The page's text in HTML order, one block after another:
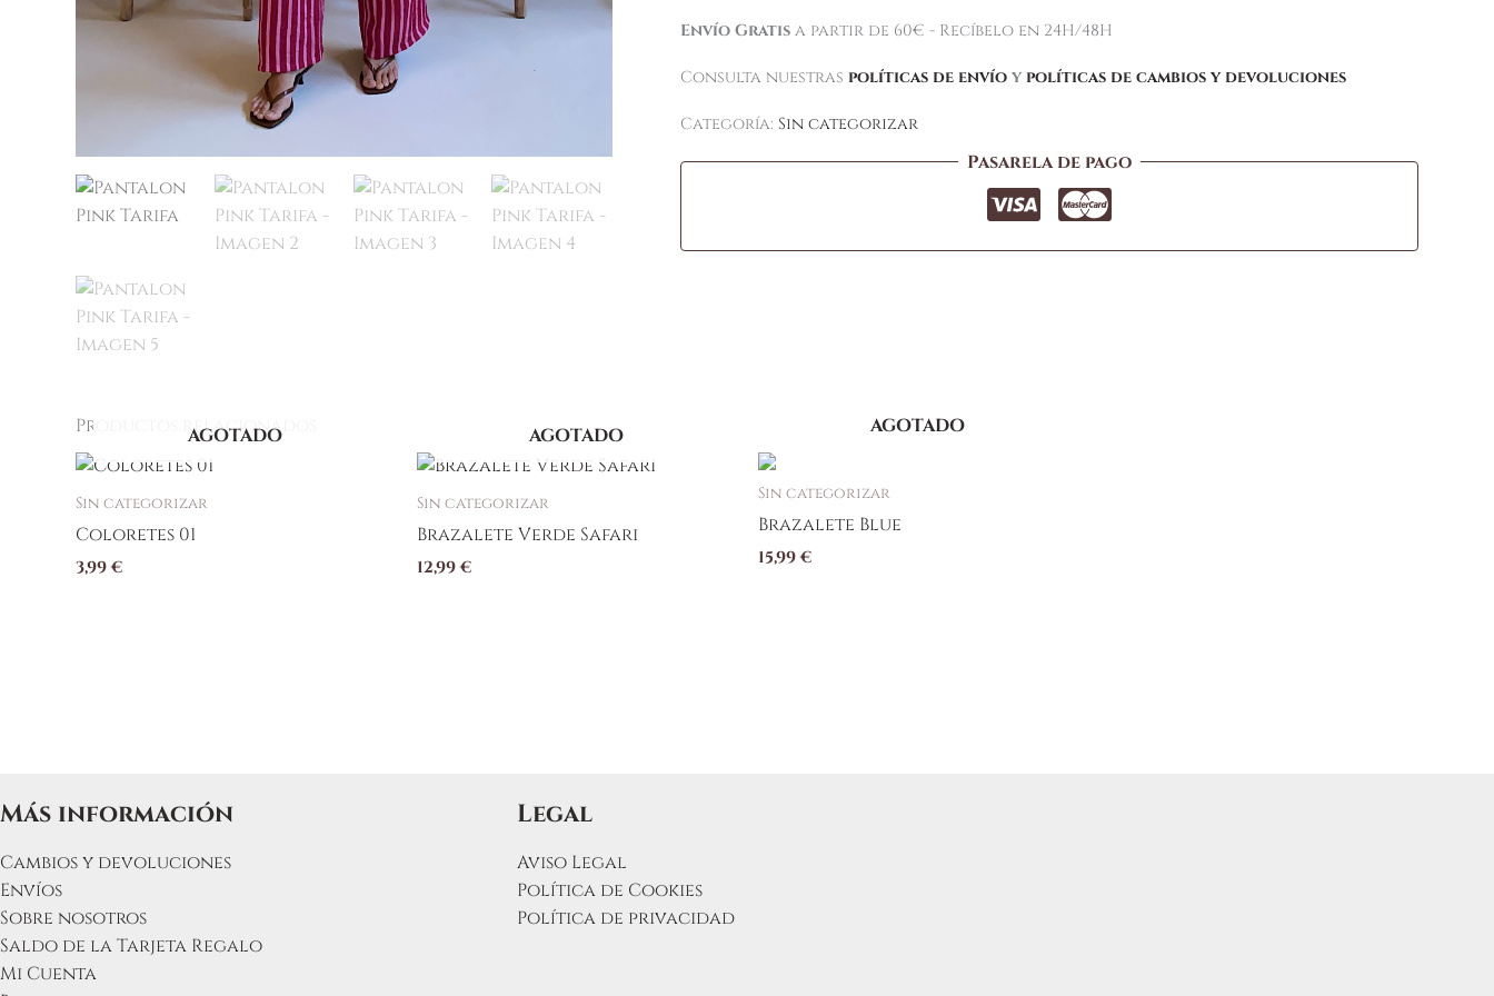
Envío Gratisa partir de 60€ - Recíbelo en 24H/48H
Consulta nuestras políticas de envíoy políticas de cambios y devoluciones
Categoría: Sin categorizar
Pasarela de pago
Productos relacionados
AGOTADO
Sin categorizar
Coloretes 01
3,99€
AGOTADO
Sin categorizar
Brazalete Verde Safari
12,99€
AGOTADO
Sin categorizar
Brazalete Blue
15,99€
Más información
Cambios y devoluciones
Envíos
Sobre nosotros
Saldo de la Tarjeta Regalo
Mi Cuenta
Legal
Aviso Legal
Política de Cookies
Política de privacidad